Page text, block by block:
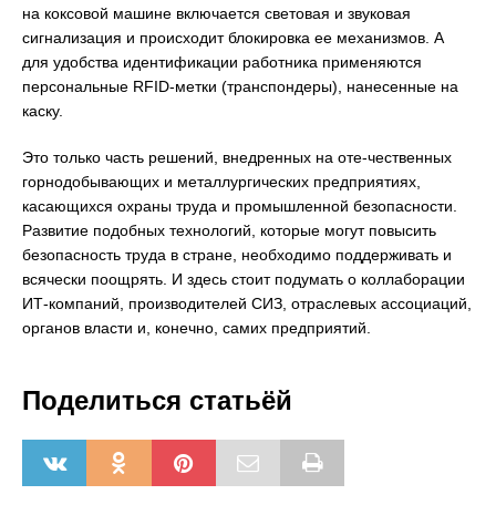
на коксовой машине включается световая и звуковая
сигнализация и происходит блокировка ее механизмов. А
для удобства идентификации работника применяются
персональные RFID-метки (транспондеры), нанесенные на
каску.
Это только часть решений, внедренных на оте-чественных
горнодобывающих и металлургических предприятиях,
касающихся охраны труда и промышленной безопасности.
Развитие подобных технологий, которые могут повысить
безопасность труда в стране, необходимо поддерживать и
всячески поощрять. И здесь стоит подумать о коллаборации
ИТ-компаний, производителей СИЗ, отраслевых ассоциаций,
органов власти и, конечно, самих предприятий.
Поделиться статьёй